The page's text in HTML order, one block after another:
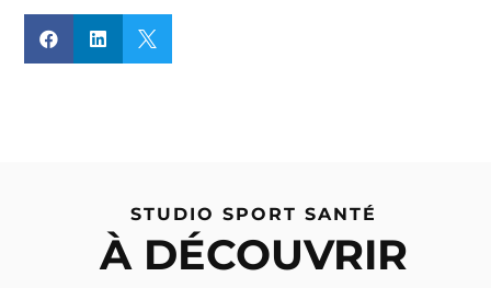
  
STUDIO SPORT SANTÉ
À DÉCOUVRIR